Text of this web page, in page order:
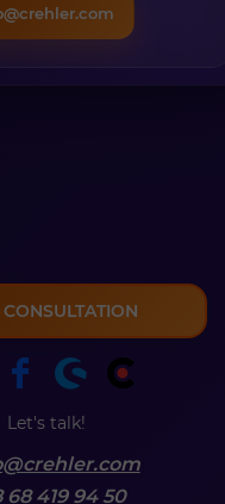
CONSULTATION
Let's talk!
68 419 94 50
4/120